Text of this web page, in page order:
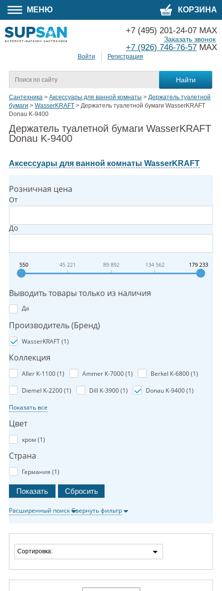
МЕНЮ КОРЗИНА
Войти Регистрация
+7 (495) 201-24-07 MAX
+7 (926) 746-76-57 MAX
Заказать звонок
Сантехника > Аксессуары для ванной комнаты > Держатель туалетной
бумаги > WasserKRAFT > Держатель туалетной бумаги WasserKRAFT
Donau K-9400
Держатель туалетной бумаги WasserKRAFT
Donau K-9400
Аксессуары для ванной комнаты WasserKRAFT
Розничная цена
От
До
550 45 221 89 892 134 562 179 233
Выводить товары только из наличия
Да
Производитель (Бренд)
WasserKRAFT (1)
Коллекция
Aller К-1100 (1) Ammer К-7000 (1) Berkel К-6800 (1)
Diemel K-2200 (1) Dill К-3900 (1) Donau K-9400 (1)
Показать все
Цвет
хром (1)
Страна
Германия (1)
Расширенный поискСвернуть фильтр
Сортировка: